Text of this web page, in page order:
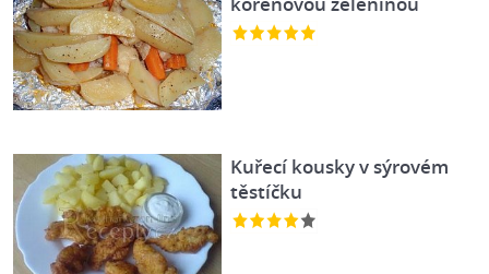
Kuřecí kousky v sýrovém
těstíčku